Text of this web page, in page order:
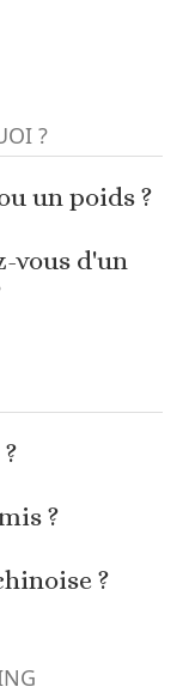
?
un poids ?
vous d'un
?
?